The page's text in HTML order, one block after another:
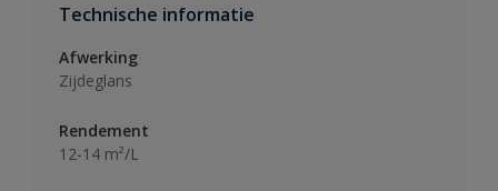
Technische informatie
Afwerking
Zijdeglans
Rendement
12-14 m²/L